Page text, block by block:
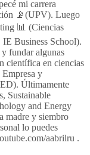
mi carrera
📡(UPV). Luego
📊 (Ciencias
Business School).
fundar algunas
científica en ciencias
y
Últimamente
Sustainable
and Energy
madre y siembro
lo puedes
aabrilru .